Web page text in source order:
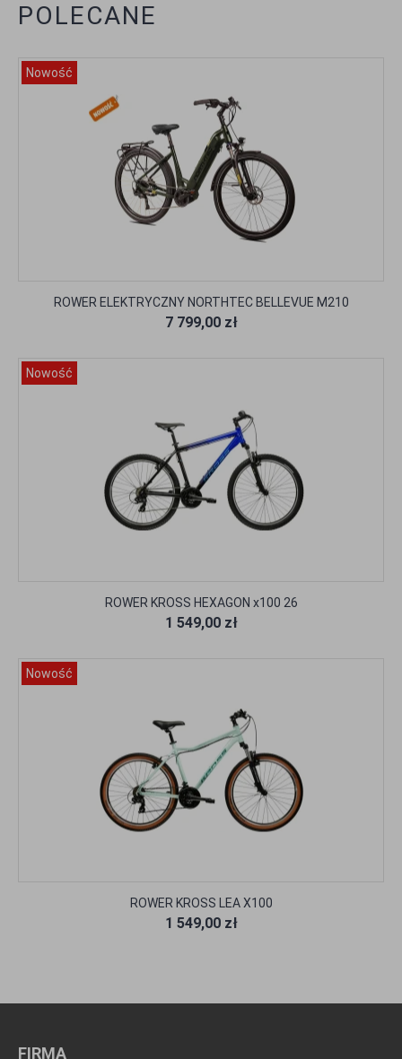
POLECANE
Nowość
ROWER ELEKTRYCZNY NORTHTEC BELLEVUE M210
7 799,00 zł
Nowość
ROWER KROSS HEXAGON x100 26
1 549,00 zł
Nowość
ROWER KROSS LEA X100
1 549,00 zł
FIRMA